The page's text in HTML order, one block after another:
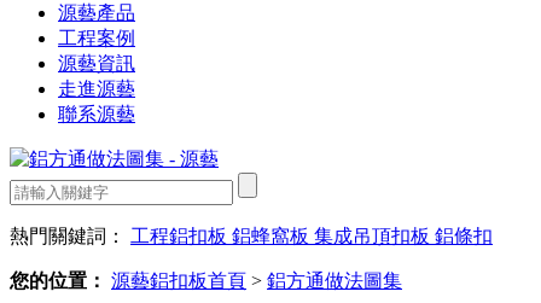
源藝產品
工程案例
源藝資訊
走進源藝
聯系源藝
熱門關鍵詞： 工程鋁扣板 鋁蜂窩板 集成吊頂扣板 鋁條扣
您的位置： 源藝鋁扣板首頁 > 鋁方通做法圖集